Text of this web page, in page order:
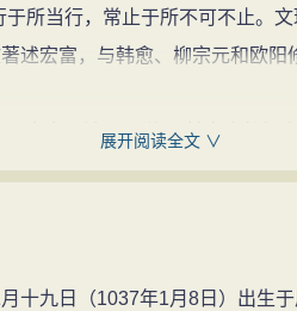
所当行，常止于所不可不止。文
著述宏富，与韩愈、柳宗元和欧阳
允）池录》说：“其文涣然如水
“唐宋八大家”之一。
坛的领袖
和陈师道、李廌六人并称苏门六
展开阅读全文 ∨
九日（1037年1月8日）出生于